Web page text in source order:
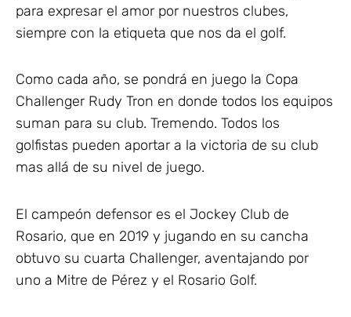
para expresar el amor por nuestros clubes,
siempre con la etiqueta que nos da el golf.
Como cada año, se pondrá en juego la Copa
Challenger Rudy Tron en donde todos los equipos
suman para su club. Tremendo. Todos los
golfistas pueden aportar a la victoria de su club
mas allá de su nivel de juego.
El campeón defensor es el Jockey Club de
Rosario, que en 2019 y jugando en su cancha
obtuvo su cuarta Challenger, aventajando por
uno a Mitre de Pérez y el Rosario Golf.